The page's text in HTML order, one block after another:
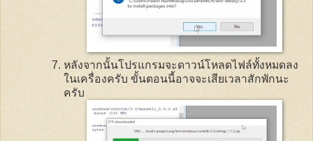
หลังจากนั้นโปรแกรมจะดาวน์โหลดไฟล์ทั้งหมดลง
ในเครื่องครับ ขั้นตอนนี้อาจจะเสียเวลาสักพักนะ
ครับ